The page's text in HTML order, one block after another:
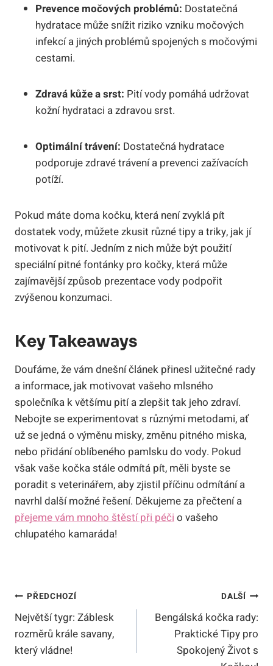
Prevence močových problémů: Dostatečná
hydratace může snížit riziko vzniku močových
infekcí a jiných problémů spojených s močovými
cestami.
Zdravá kůže a srst: Pití vody pomáhá udržovat
kožní hydrataci a zdravou srst.
Optimální trávení: Dostatečná hydratace
podporuje zdravé trávení a prevenci zažívacích
potíží.
Pokud máte doma kočku, která není zvyklá pít
dostatek vody, můžete zkusit různé tipy a triky, jak jí
motivovat k pití. Jedním z nich může být použití
speciální pitné fontánky pro kočky, která může
zajímavější způsob prezentace vody podpořit
zvýšenou konzumaci.
Key Takeaways
Doufáme, že vám dnešní článek přinesl užitečné rady
a informace, jak motivovat vašeho mlsného
společníka k většímu pití a zlepšit tak jeho zdraví.
Nebojte se experimentovat s různými metodami, ať
už se jedná o výměnu misky, změnu pitného miska,
nebo přidání oblíbeného pamlsku do vody. Pokud
však vaše kočka stále odmítá pít, měli byste se
poradit s veterinářem, aby zjistil příčinu odmítání a
navrhl další možné řešení. Děkujeme za přečtení a
přejeme vám mnoho štěstí při péči o vašeho
chlupatého kamaráda!
Navigace
Pro
Příspěvek
PŘEDCHOZÍ
Největší tygr: Záblesk
rozměrů krále savany,
který vládne!
DALŠÍ
Bengálská kočka rady:
Praktické Tipy pro
Spokojený Život s